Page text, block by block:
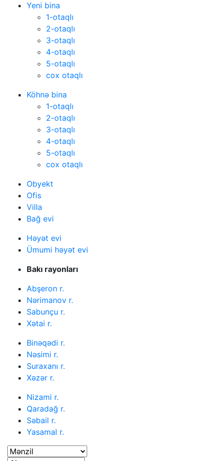
Yeni bina
1-otaqlı
2-otaqlı
3-otaqlı
4-otaqlı
5-otaqlı
cox otaqlı
Köhnə bina
1-otaqlı
2-otaqlı
3-otaqlı
4-otaqlı
5-otaqlı
cox otaqlı
Obyekt
Ofis
Villa
Bağ evi
Həyət evi
Ümumi həyət evi
Bakı rayonları
Abşeron r.
Nərimanov r.
Sabunçu r.
Xətai r.
Binəqədi r.
Nəsimi r.
Suraxanı r.
Xəzər r.
Nizami r.
Qaradağ r.
Səbail r.
Yasamal r.